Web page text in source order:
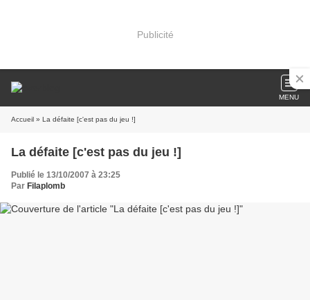
Publicité
MENU
Accueil » La défaite [c'est pas du jeu !]
La défaite [c'est pas du jeu !]
Publié le 13/10/2007 à 23:25
Par Filaplomb